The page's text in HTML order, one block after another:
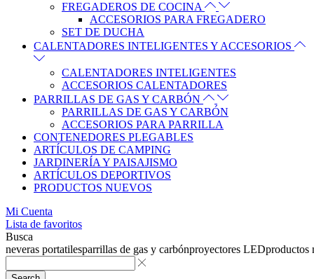
FREGADEROS DE COCINA
ACCESORIOS PARA FREGADERO
SET DE DUCHA
CALENTADORES INTELIGENTES Y ACCESORIOS
CALENTADORES INTELIGENTES
ACCESORIOS CALENTADORES
PARRILLAS DE GAS Y CARBÓN
PARRILLAS DE GAS Y CARBÓN
ACCESORIOS PARA PARRILLA
CONTENEDORES PLEGABLES
ARTÍCULOS DE CAMPING
JARDINERÍA Y PAISAJISMO
ARTÍCULOS DEPORTIVOS
PRODUCTOS NUEVOS
Mi Cuenta
Lista de favoritos
Busca
neveras portatilesparrillas de gas y carbónproyectores LEDproductos